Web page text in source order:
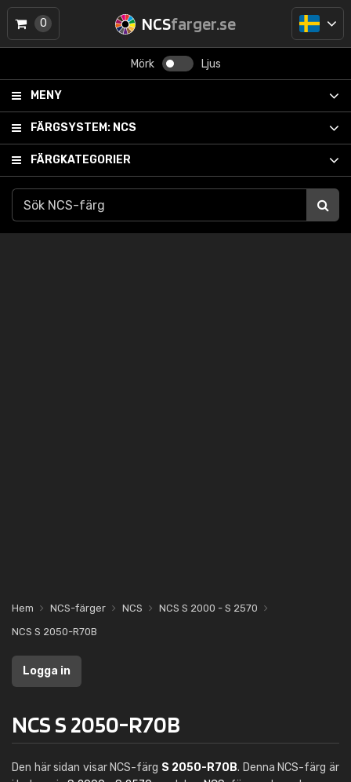
NCSfarger.se
Mörk Ljus
MENY
FÄRGSYSTEM: NCS
FÄRGKATEGORIER
0
Hem NCS-färger NCS
NCS S 2000 - S 2570
NCS S 2050-R70B
Logga in
NCS S 2050-R70B
Den här sidan visar NCS-färg S 2050-R70B. Denna NCS-färg är